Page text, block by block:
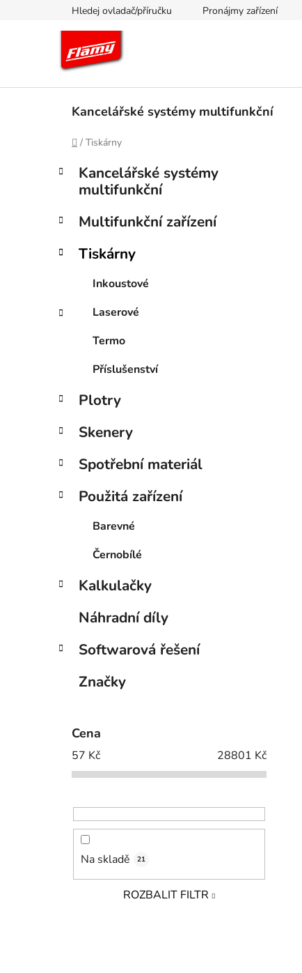
Hledej ovladač/příručku Pronájmy zařízení
Kancelářské systémy multifunkční
Domů
/ Tiskárny
P
t
a
í
l
Přeskočit
kategorie
K
a
g
r
Kancelářské systémy
multifunkční
Multifunkční zařízení
Tiskárny
Inkoustové
Laserové
Termo
Příslušenství
Plotry
Skenery
Spotřební materiál
Použitá zařízení
Barevné
Černobílé
Kalkulačky
Náhradní díly
Softwarová řešení
Značky
Cena
57 Kč 28801 Kč
Na skladě 21
ROZBALIT FILTR